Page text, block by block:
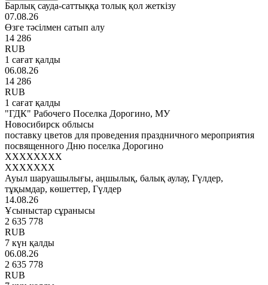
Барлық сауда-саттыққа толық қол жеткізу
07.08.26
Өзге тәсілмен сатып алу
14 286
RUB
1 сағат қалды
06.08.26
14 286
RUB
1 сағат қалды
"ГДК" Рабочего Поселка Дорогино, МУ
Новосибирск облысы
поставку цветов для проведения праздничного мероприятия
посвященного Дню поселка Дорогино
XXXXXXXX
XXXXXXX
Ауыл шаруашылығы, аңшылық, балық аулау, Гүлдер,
тұқымдар, көшеттер, Гүлдер
14.08.26
Ұсыныстар сұранысы
2 635 778
RUB
7 күн қалды
06.08.26
2 635 778
RUB